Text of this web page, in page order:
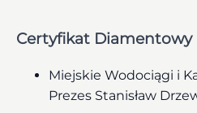
Certyfikat Diamentowy
Miejskie Wodociągi i
Prezes Stanisław